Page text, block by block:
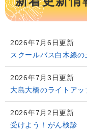
本
文
2026年7月6日更新
スクールバス白木線
2026年7月3日更新
大島大橋のライトアッ
2026年7月2日更新
受けよう！がん検診